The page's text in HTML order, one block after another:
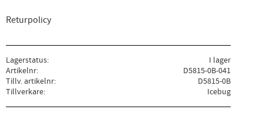
Returpolicy
Lagerstatus
I lager
Artikelnr
D5815-0B-041
Tillv. artikelnr
D5815-0B
Tillverkare
Icebug